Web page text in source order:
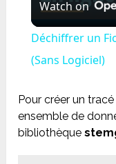
Watch on
Déchiffrer un
(Sans Logiciel)
Pour créer un
ensemble de
bibliothèque